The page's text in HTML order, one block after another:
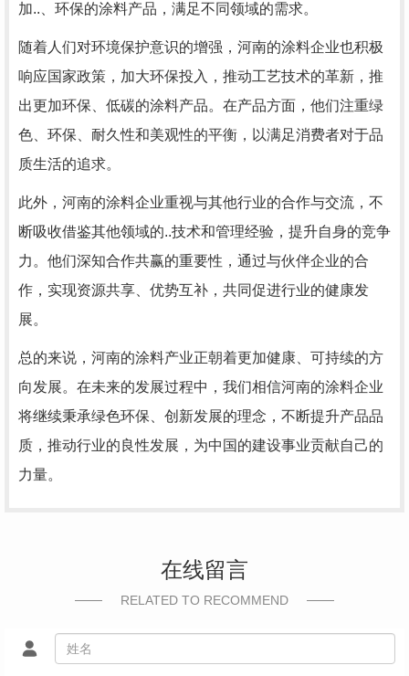
加..、环保的涂料产品，满足不同领域的需求。
随着人们对环境保护意识的增强，河南的涂料企业也积极
响应国家政策，加大环保投入，推动工艺技术的革新，推
出更加环保、低碳的涂料产品。在产品方面，他们注重绿
色、环保、耐久性和美观性的平衡，以满足消费者对于品
质生活的追求。
此外，河南的涂料企业重视与其他行业的合作与交流，不
断吸收借鉴其他领域的..技术和管理经验，提升自身的竞争
力。他们深知合作共赢的重要性，通过与伙伴企业的合
作，实现资源共享、优势互补，共同促进行业的健康发
展。
总的来说，河南的涂料产业正朝着更加健康、可持续的方
向发展。在未来的发展过程中，我们相信河南的涂料企业
将继续秉承绿色环保、创新发展的理念，不断提升产品品
质，推动行业的良性发展，为中国的建设事业贡献自己的
力量。
在线留言
RELATED TO RECOMMEND